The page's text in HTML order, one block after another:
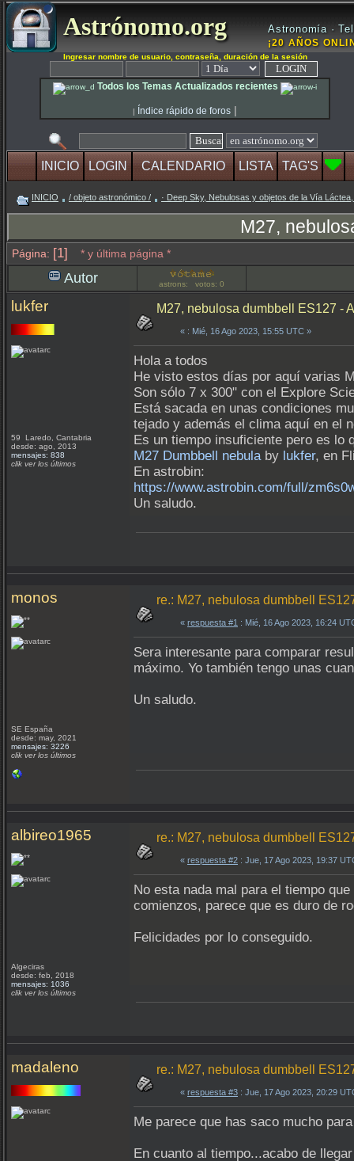
Astrónomo.org Astronomía ·
¡20 AÑOS
Ingresar nombre de usuario, contraseña, duración de la sesión
Todos los Temas Actualizados recientes
| Índice rápido de foros |
INICIO LOGIN CALENDARIO LISTA TAG'S
INICIO / objeto astronómico / · Deep Sky, Nebulosas y objetos de la Vía
M27,
Página: [1] * y última página *
Autor astrons: votos: 0
lukfer
59 Laredo, Cantabria
desde: ago, 2013
mensajes: 838
clik ver los últimos
M27, nebulosa dumbbell ES127 -
« : Mié, 16 Ago 2023, 15:55 UTC »
Hola a todos
He visto estos días por aquí varias
Son sólo 7 x 300" con el Explore
Está sacada en unas condiciones
tejado y además el clima aquí en el
Es un tiempo insuficiente pero es lo
M27 Dumbbell nebulaby lukfer, en
En astrobin:
https://www.astrobin.com/full/
Un saludo.
monos
SE España
desde: may, 2021
mensajes: 3226
clik ver los últimos
re.: M27, nebulosa dumbbell
« respuesta #1 : Mié, 16 Ago 2023, 16:24
Sera interesante para comparar
máximo. Yo también tengo unas
Un saludo.
albireo1965
Algeciras
desde: feb, 2018
mensajes: 1036
clik ver los últimos
re.: M27, nebulosa dumbbell
« respuesta #2 : Jue, 17 Ago 2023, 19:37
No esta nada mal para el tiempo
comienzos, parece que es duro de
Felicidades por lo conseguido.
madaleno re.: M27, nebulosa dumbbell
« respuesta #3 : Jue, 17 Ago 2023, 20:29
Me parece que has saco mucho
En cuanto al tiempo...acabo de